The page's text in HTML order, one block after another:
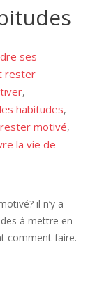
ses
rester
,
habitudes,
rester motivé,
la vie de
il n’y a
à mettre en
comment faire.